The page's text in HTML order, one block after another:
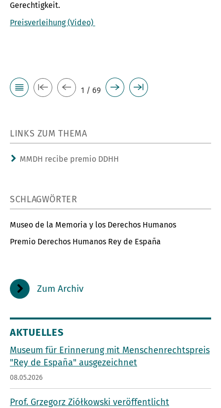
Gerechtigkeit.
Preisverleihung (Video)
1 / 69
LINKS ZUM THEMA
MMDH recibe premio DDHH
SCHLAGWÖRTER
Museo de la Memoria y los Derechos Humanos
Premio Derechos Humanos Rey de España
Zum Archiv
AKTUELLES
Museum für Erinnerung mit Menschenrechtspreis
"Rey de España" ausgezeichnet
08.05.2026
Prof. Grzegorz Ziółkowski veröffentlicht